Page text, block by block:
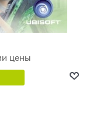
цены